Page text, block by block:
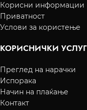
Корисни информации
Приватност
Услови за користење
КОРИСНИЧКИ
Преглед на нарачки
Испорака
Начин на плаќање
Контакт